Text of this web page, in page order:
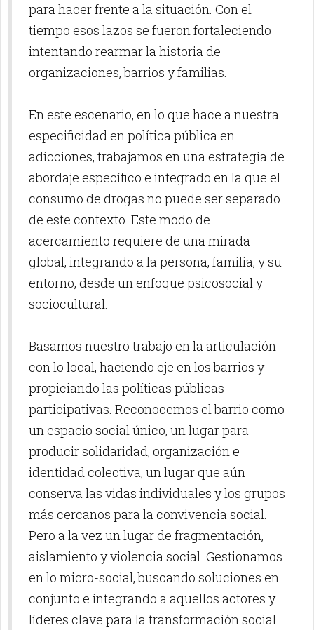
para hacer frente a la situación. Con el
tiempo esos lazos se fueron fortaleciendo
intentando rearmar la historia de
organizaciones, barrios y familias.
En este escenario, en lo que hace a nuestra
especificidad en política pública en
adicciones, trabajamos en una estrategia de
abordaje específico e integrado en la que el
consumo de drogas no puede ser separado
de este contexto. Este modo de
acercamiento requiere de una mirada
global, integrando a la persona, familia, y su
entorno, desde un enfoque psicosocial y
sociocultural.
Basamos nuestro trabajo en la articulación
con lo local, haciendo eje en los barrios y
propiciando las políticas públicas
participativas. Reconocemos el barrio como
un espacio social único, un lugar para
producir solidaridad, organización e
identidad colectiva, un lugar que aún
conserva las vidas individuales y los grupos
más cercanos para la convivencia social.
Pero a la vez un lugar de fragmentación,
aislamiento y violencia social. Gestionamos
en lo micro-social, buscando soluciones en
conjunto e integrando a aquellos actores y
líderes clave para la transformación social.